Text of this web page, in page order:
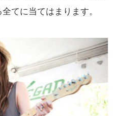
てに当てはまります。